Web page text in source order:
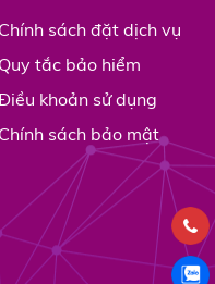
Chính sách đặt dịch vụ
Quy tắc bảo hiểm
khoản sử dụng
Chính sách bảo mật